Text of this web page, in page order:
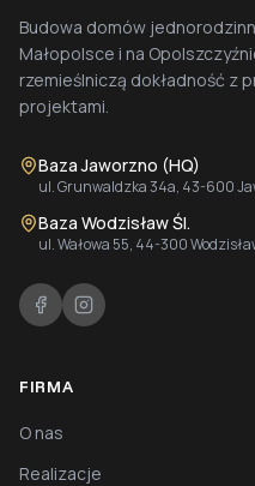
Budowa domów
Małopolsce i na
rzemieślniczą dokładność z
projektami.
Baza Jaworzno (HQ)
ul. Grunwaldzka 34a, 43-600
Baza Wodzisław Śl.
ul. Wałowa 55, 44-300
FIRMA
O nas
Realizacje